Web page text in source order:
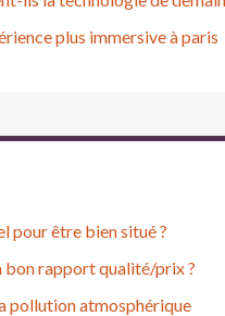
plus immersive à paris
pour être bien situé ?
bon rapport qualité/prix ?
pollution atmosphérique